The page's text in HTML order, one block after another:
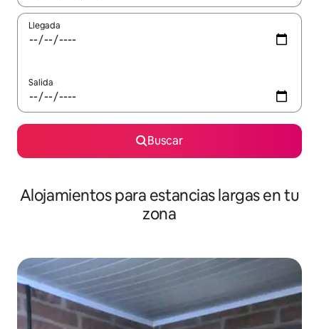
Llegada
Salida
Buscar
Alojamientos para estancias largas en tu
zona